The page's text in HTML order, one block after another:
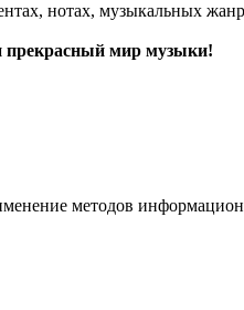
нотах, музыкальных
прекрасный мир музыки!
методов